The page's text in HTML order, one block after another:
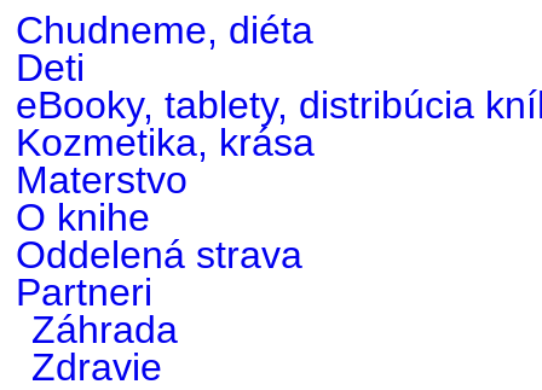
Chudneme, diéta
Deti
eBooky, tablety, distribúcia
Kozmetika, krása
Materstvo
O knihe
Oddelená strava
Partneri
Záhrada
Zdravie